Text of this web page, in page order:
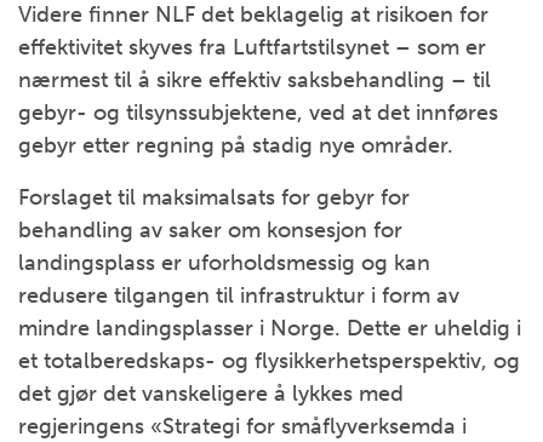
Videre finner NLF det beklagelig at risikoen for
effektivitet skyves fra Luftfartstilsynet – som er
nærmest til å sikre effektiv saksbehandling – til
gebyr- og tilsynssubjektene, ved at det innføres
gebyr etter regning på stadig nye områder.
Forslaget til maksimalsats for gebyr for
behandling av saker om konsesjon for
landingsplass er uforholdsmessig og kan
redusere tilgangen til infrastruktur i form av
mindre landingsplasser i Norge. Dette er uheldig i
et totalberedskaps- og flysikkerhetsperspektiv, og
det gjør det vanskeligere å lykkes med
regjeringens «Strategi for småflyverksemda i